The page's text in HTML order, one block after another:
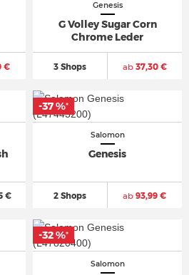
€
Genesis
G Volley Sugar Corn
Chrome Leder
3 Shops ab37,30 €
€
Salomon
Genesis
2 Shops ab 93,99 €
-37 %*
-37 %*
Salomon
-32 %*
-32 %*